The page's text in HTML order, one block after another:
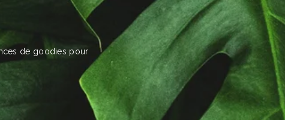
♻️
de goodies pour